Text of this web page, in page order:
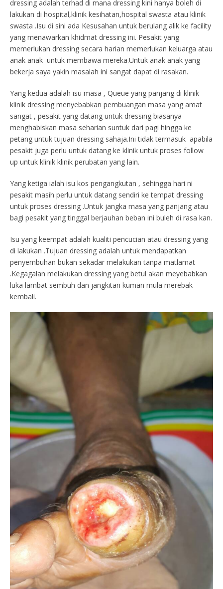
dressing adalah terhad di mana dressing kini hanya boleh di
lakukan di hospital,klinik kesihatan,hospital swasta atau klinik
swasta .Isu di sini ada Kesusahan untuk berulang alik ke facility
yang menawarkan khidmat dressing ini. Pesakit yang
memerlukan dressing secara harian memerlukan keluarga atau
anak anak untuk membawa mereka.Untuk anak anak yang
bekerja saya yakin masalah ini sangat dapat di rasakan.
Yang kedua adalah isu masa , Queue yang panjang di klinik
klinik dressing menyebabkan pembuangan masa yang amat
sangat , pesakit yang datang untuk dressing biasanya
menghabiskan masa seharian suntuk dari pagi hingga ke
petang untuk tujuan dressing sahaja.Ini tidak termasuk apabila
pesakit juga perlu untuk datang ke klinik untuk proses follow
up untuk klinik klinik perubatan yang lain.
Yang ketiga ialah isu kos pengangkutan , sehingga hari ni
pesakit masih perlu untuk datang sendiri ke tempat dressing
untuk proses dressing .Untuk jangka masa yang panjang atau
bagi pesakit yang tinggal berjauhan beban ini buleh di rasa kan.
Isu yang keempat adalah kualiti pencucian atau dressing yang
di lakukan .Tujuan dressing adalah untuk mendapatkan
penyembuhan bukan sekadar melakukan tanpa matlamat
.Kegagalan melakukan dressing yang betul akan meyebabkan
luka lambat sembuh dan jangkitan kuman mula merebak
kembali.